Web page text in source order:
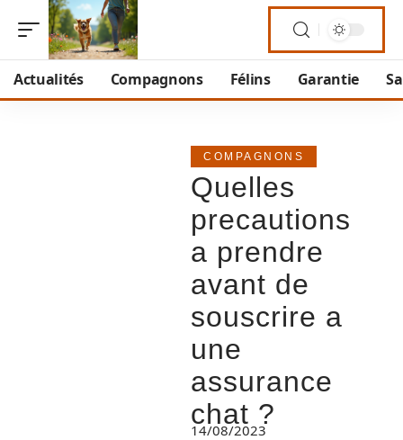
Actualités Compagnons Félins Garantie
COMPAGNONS
Quelles
precautions
a prendre
avant de
souscrire a
une
assurance
chat ?
14/08/2023